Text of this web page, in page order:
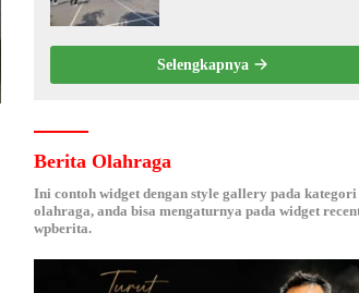
Selengkapnya
Berita Olahraga
Ini contoh widget dengan style gallery pada kategori
olahraga, anda bisa mengaturnya pada widget
wpberita.